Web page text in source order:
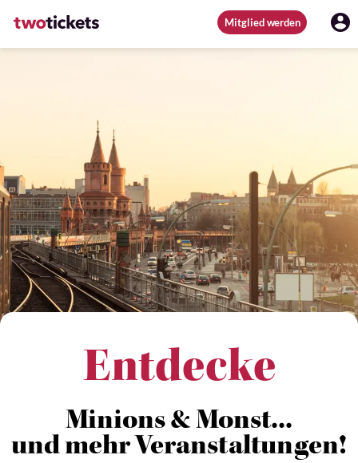
Mitglied werden
Entdecke
Minions & Monst...
und mehr Veranstaltungen!